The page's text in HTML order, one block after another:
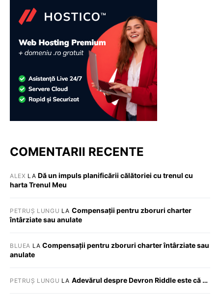
COMENTARII RECENTE
ALEX LA Dă un impuls planificării călătoriei cu trenul cu
harta Trenul Meu
PETRUȘ LUNGU LA Compensații pentru zboruri charter
întârziate sau anulate
BLUEA LACompensații pentru zboruri charter întârziate sau
anulate
PETRUȘ LUNGU LA Adevărul despre Devron Riddle este că …